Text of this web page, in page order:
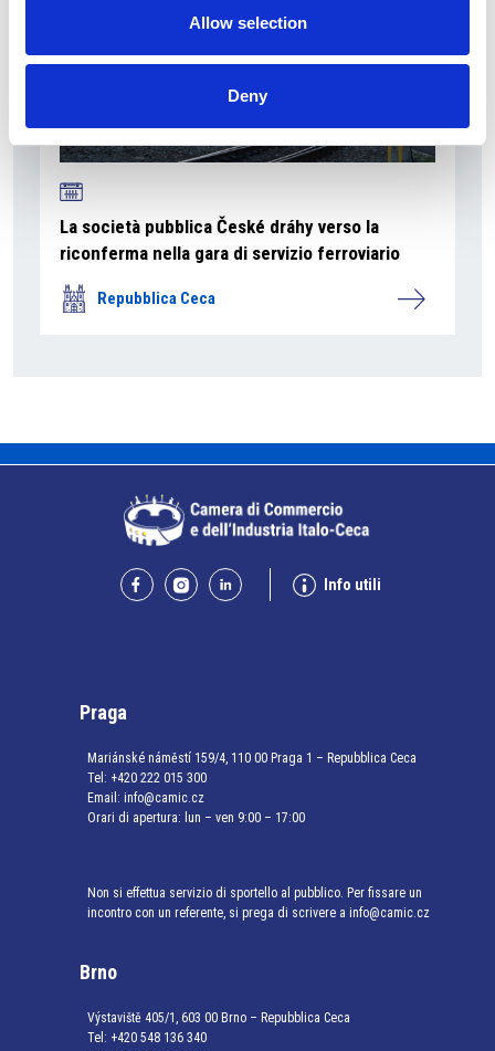
Allow selection
Deny
La società pubblica České dráhy verso la
riconferma nella gara di servizio ferroviario
Repubblica Ceca
Info utili
Praga
Mariánské náměstí 159/4, 110 00 Praga 1 – Repubblica Ceca
Tel: +420 222 015 300
Email: info@camic.cz
Orari di apertura: lun – ven 9:00 – 17:00
Non si effettua servizio di sportello al pubblico. Per fissare un
incontro con un referente, si prega di scrivere a info@camic.cz
Brno
Výstaviště 405/1, 603 00 Brno – Repubblica Ceca
Tel: +420 548 136 340